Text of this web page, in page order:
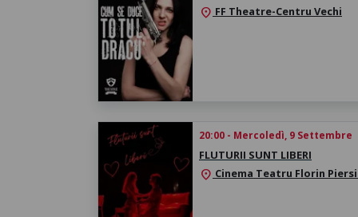
location_on FF Theatre-Centru Vechi
20:00 - Mercoledì, 9 Settembre
FLUTURII SUNT LIBERI
location_on Cinema Teatru Florin